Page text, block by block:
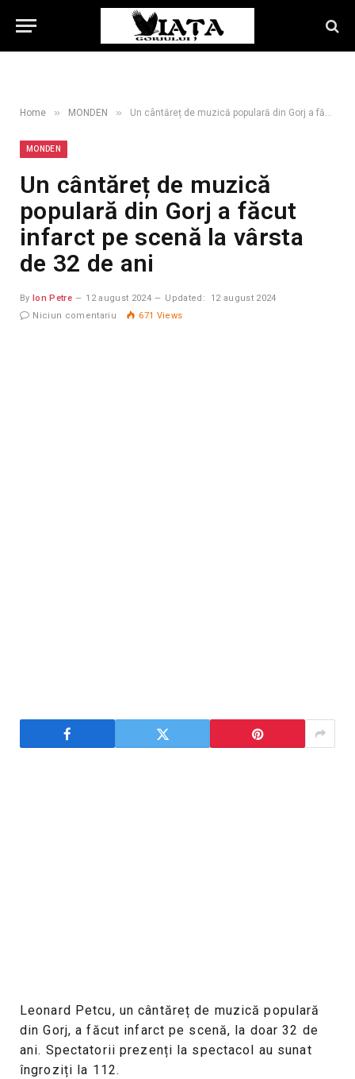
Home » MONDEN » Un cântăreț de muzică populară din Gorj a făcut infarct pe scenă la vârsta de 32 de ani
MONDEN
Un cântăreț de muzică
populară din Gorj a făcut
infarct pe scenă la vârsta
de 32 de ani
By Ion Petre 12 august 2024 Updated:
12 august 2024
Niciun comentariu
671 Views
Leonard Petcu, un cântăreț de muzică populară
din Gorj, a făcut infarct pe scenă, la doar 32 de
ani. Spectatorii prezenți la spectacol au sunat
îngroziți la 112.